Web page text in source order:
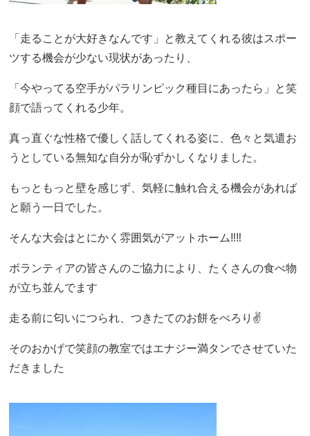
「走ることが大好きなんです」と教えてくれる彼はスポー
ツする機会が少ない現状があったり、
「今やってる空手がパラリンピック種目にあったら」と笑
顔で語ってくれる少年。
真っ直ぐな性格で優しく話してくれる姿に、色々と気遣お
うとしている無知な自分が恥ずかしくなりました。
もっともっと壁を感じず、気軽に触れ合える機会があれば
と願う一日でした。
そんな大会はとにかく雰囲気がアットホーム‼️‼️
ボランティアの皆さんのご協力により、たくさんの食べ物
が立ち並んでます
走る前に匂いにつられ、つきたてのお餅をぺろり✌️
そのおかげで笑顔の教室ではエナジー満タンでさせていた
だきました